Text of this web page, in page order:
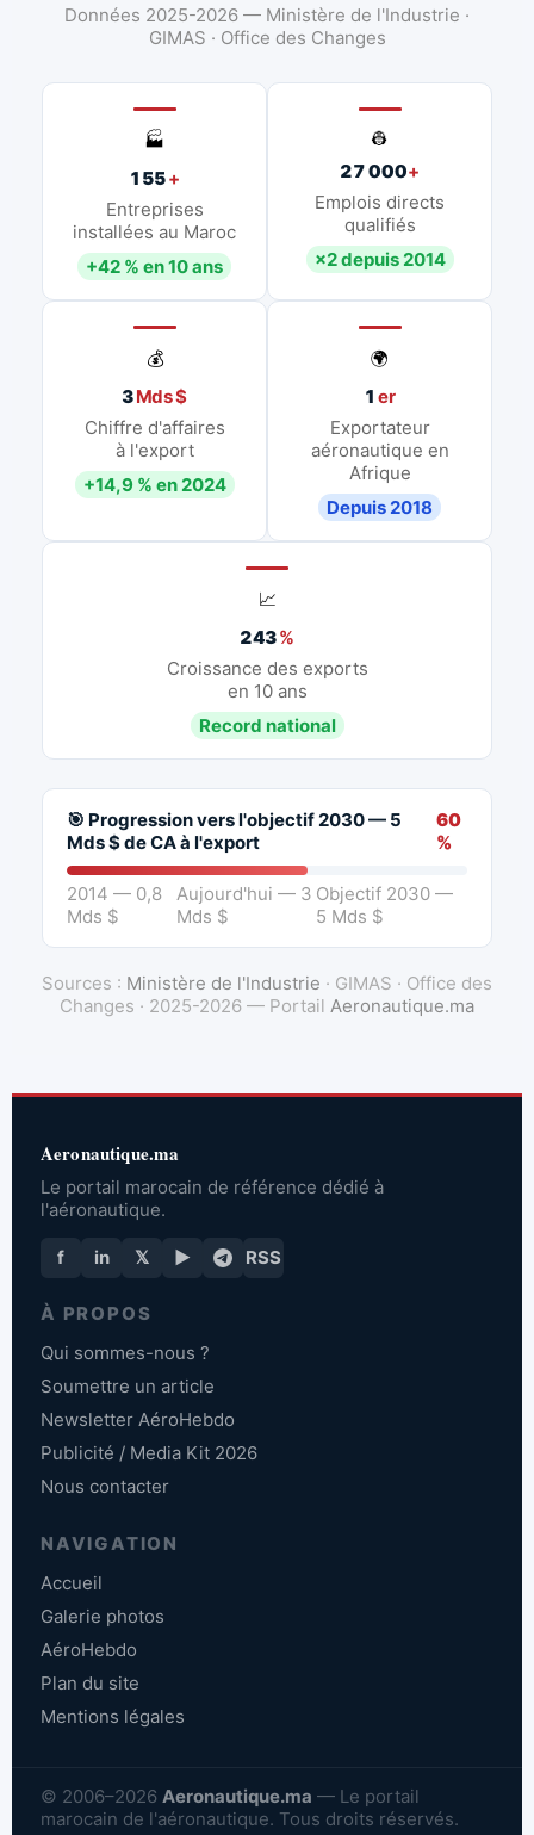
Données 2025-2026 — Ministère de l'Industrie ·
GIMAS · Office des Changes
🏭
155+
Entreprises
installées au Maroc
+42 % en 10 ans
👷
27 000+
Emplois directs
qualifiés
×2 depuis 2014
💰
3Mds $
Chiffre d'affaires
à l'export
+14,9 % en 2024
🌍
1 er
Exportateur
aéronautique en
Afrique
Depuis 2018
📈
243%
Croissance des exports
en 10 ans
Record national
🎯 Progression vers l'objectif 2030 — 5
Mds $ de CA à l'export
60
%
2014 — 0,8
Mds $
Aujourd'hui — 3
Mds $
Objectif 2030 —
5 Mds $
Sources : Ministère de l'Industrie · GIMAS · Office des
Changes · 2025-2026 — Portail Aeronautique.ma
Aeronautique.ma
Le portail marocain de référence dédié à
l'aéronautique.
f in 𝕏 ▶ RSS
À PROPOS
Qui sommes-nous ?
Soumettre un article
Newsletter AéroHebdo
Publicité / Media Kit 2026
Nous contacter
NAVIGATION
Accueil
Galerie photos
AéroHebdo
Plan du site
Mentions légales
© 2006–2026 Aeronautique.ma — Le portail
marocain de l'aéronautique. Tous droits réservés.